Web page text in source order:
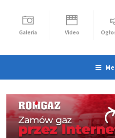
Galeria Video